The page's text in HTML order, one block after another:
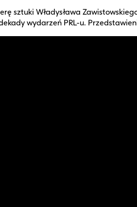
sztuki Władysława
wydarzeń PRL-u.